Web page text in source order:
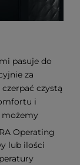
pasuje do
za
czystą
i
możemy
Operating
lub ilości